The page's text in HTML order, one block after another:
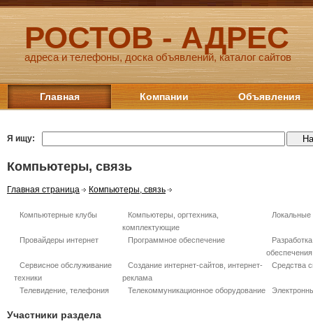
РОСТОВ - АДРЕС
адреса и телефоны, доска объявлений, каталог сайтов
Главная Компании Объявления
Я ищу:
Компьютеры, связь
Главная страница Компьютеры, связь
Компьютерные клубы
Компьютеры, оргтехника,
комплектующие
Локальные
Провайдеры интернет Программное обеспечение
обеспечения
Сервисное обслуживание
техники
Создание интернет-сайтов, интернет-
реклама
Средства
Телевидение, телефония Телекоммуникационное оборудование
Участники раздела